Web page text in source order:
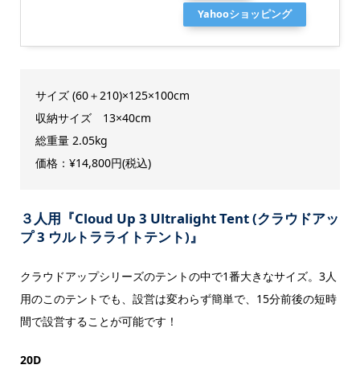
Yahooショッピング
サイズ (60＋210)×125×100cm
収納サイズ 13×40cm
総重量 2.05kg
価格：¥14,800円(税込)
３人用『Cloud Up 3 Ultralight Tent (クラウドアッ
プ 3 ウルトラライトテント)』
クラウドアップシリーズのテントの中で1番大きなサイズ。3人
用のこのテントでも、設営は変わらず簡単で、15分前後の短時
間で設営することが可能です！
20D